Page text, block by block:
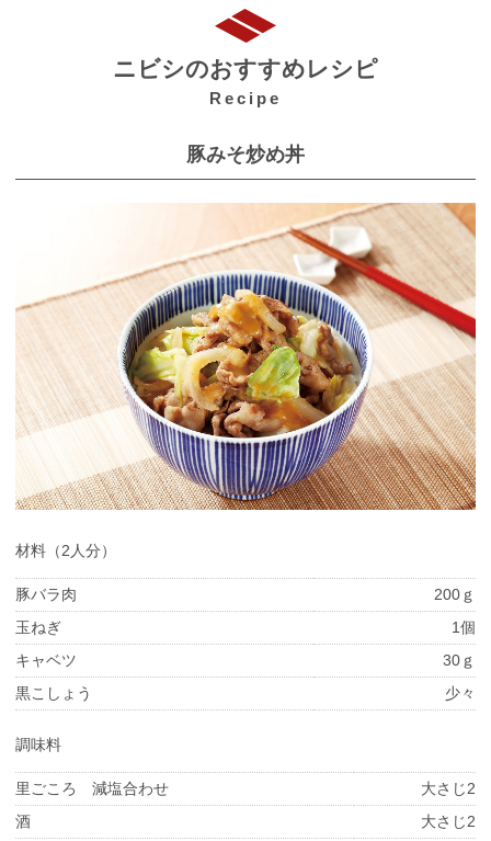
ニビシのおすすめレシピ
Recipe
豚みそ炒め丼
材料（2人分）
豚バラ肉
200ｇ
玉ねぎ
1個
キャベツ
30ｇ
黒こしょう
少々
調味料
里ごころ 減塩合わせ
大さじ2
酒
大さじ2